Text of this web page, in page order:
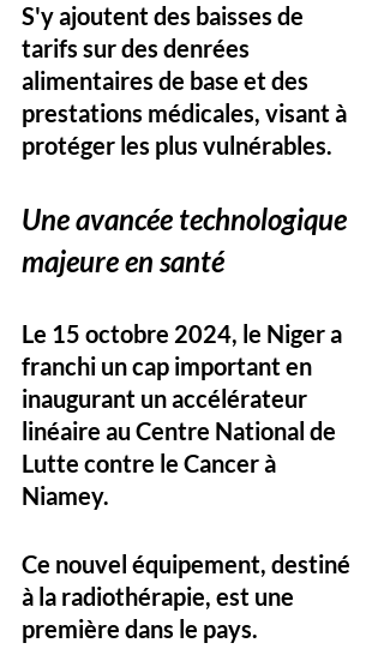
S'y ajoutent des baisses de
tarifs sur des denrées
alimentaires de base et des
prestations médicales, visant à
protéger les plus vulnérables.
Une avancée technologique
majeure en santé
Le 15 octobre 2024, le Niger a
franchi un cap important en
inaugurant un accélérateur
linéaire au Centre National de
Lutte contre le Cancer à
Niamey.
Ce nouvel équipement, destiné
à la radiothérapie, est une
première dans le pays.